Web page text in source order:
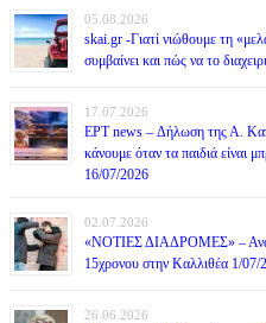
05.08.2026
skai.gr -Γιατί νιώθουμε τη
συμβαίνει και πώς να το
17.07.2026
ΕΡΤ news – Δήλωση της Α.
κάνουμε όταν τα παιδιά είναι
16/07/2026
02.07.2026
«ΝΟΤΙΕΣ ΔΙΑΔΡΟΜΕΣ» –
15χρονου στην Καλλιθέα 1/07/
26.06.2026